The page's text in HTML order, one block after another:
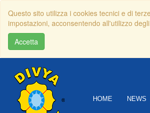
Questo sito utilizza i cookies tecnici e di
impostazioni, acconsentendo all'utilizzo
Accetta
HOME NEWS